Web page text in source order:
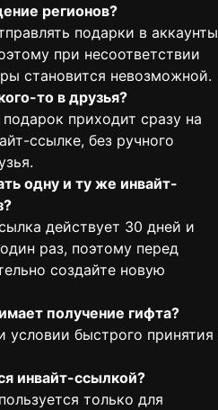
регионов?
подарки в аккаунты
при несоответствии
становится невозможной.
то в друзья?
приходит сразу на
ссылке, без ручного
одну и ту же инвайт-
действует 30 дней и
раз, поэтому перед
создайте новую
получение гифта?
условии быстрого принятия
инвайт-ссылкой?
только для